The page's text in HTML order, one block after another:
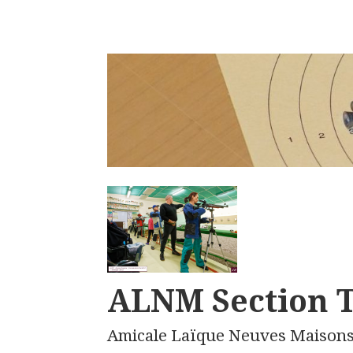
ALNM Section
Amicale Laïque Neuves